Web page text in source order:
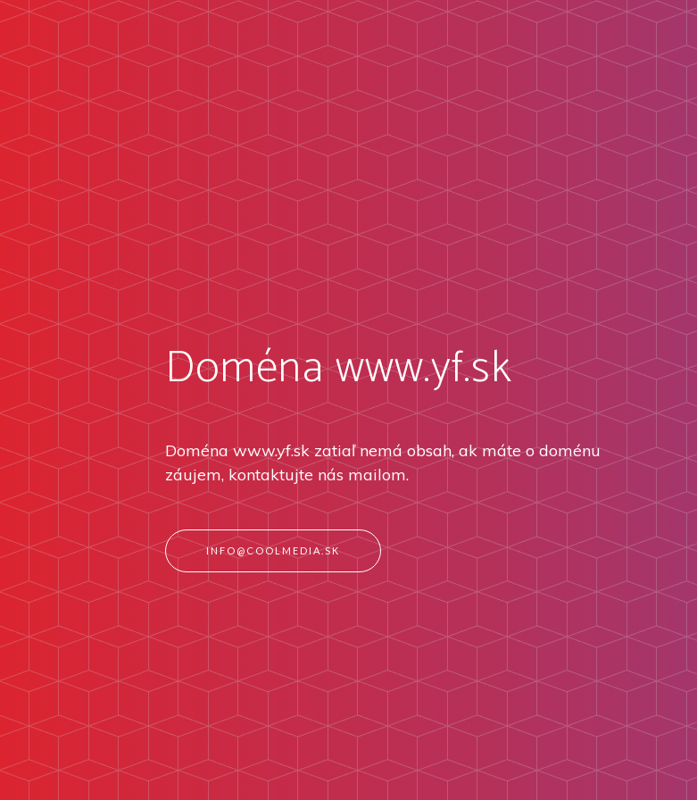
Doména www.yf.sk
Doména www.yf.sk zatiaľ nemá obsah, ak máte o doménu
záujem, kontaktujte nás mailom.
INFO@COOLMEDIA.SK